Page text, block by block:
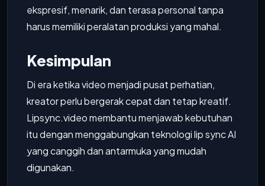
ekspresif, menarik, dan terasa personal tanpa
harus memiliki peralatan produksi yang mahal.
Kesimpulan
Di era ketika video menjadi pusat perhatian,
kreator perlu bergerak cepat dan tetap kreatif.
Lipsync.video membantu menjawab kebutuhan
itu dengan menggabungkan teknologi lip sync AI
yang canggih dan antarmuka yang mudah
digunakan.